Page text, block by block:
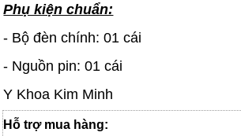
Phụ kiện chuẩn:
- Bộ đèn chính: 01 cái
- Nguồn pin: 01 cái
Y Khoa Kim Minh
Hỗ trợ mua hàng: